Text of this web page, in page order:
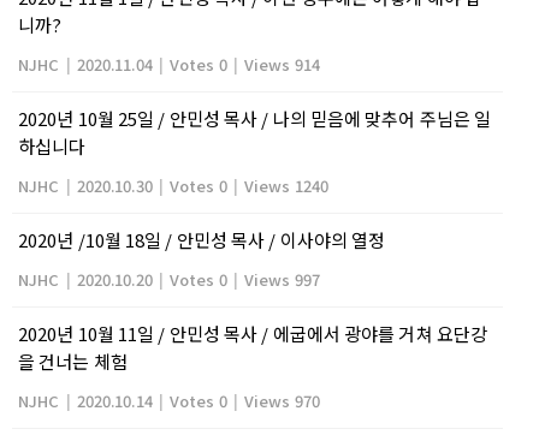
니까?
NJHC | 2020.11.04 | Votes 0 | Views 914
2020년 10월 25일 / 안민성 목사 / 나의 믿음에 맞추어 주님은 일
하십니다
NJHC | 2020.10.30 | Votes 0 | Views 1240
2020년 /10월 18일 / 안민성 목사 / 이사야의 열정
NJHC | 2020.10.20 | Votes 0 | Views 997
2020년 10월 11일 / 안민성 목사 / 에굽에서 광야를 거쳐 요단강
을 건너는 체험
NJHC | 2020.10.14 | Votes 0 | Views 970